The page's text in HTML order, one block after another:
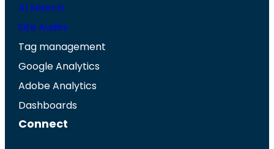
AI Search
Site Audits
Tag management
Google Analytics
Adobe Analytics
Dashboards
Connect